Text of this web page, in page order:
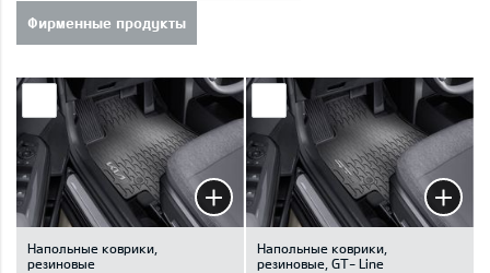
Фирменные продукты
Напольные коврики,
резиновые
Напольные коврики,
резиновые, GT- Line